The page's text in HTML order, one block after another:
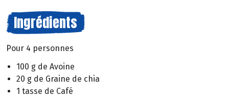
Ingrédients
Pour 4 personnes
100 g de Avoine
20 g de Graine de chia
1 tasse de Café